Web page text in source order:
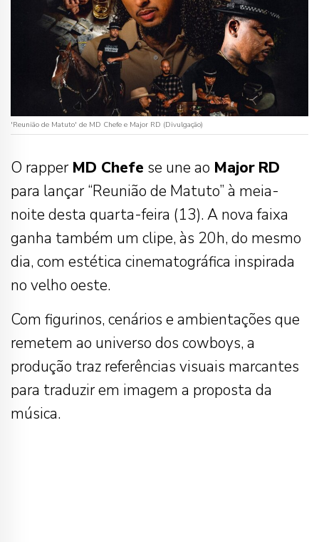
'Reunião de Matuto' de MD Chefe e Major RD (Divulgação)
O rapper MD Chefe se une ao Major RD
para lançar “Reunião de Matuto” à meia-
noite desta quarta-feira (13). A nova faixa
ganha também um clipe, às 20h, do mesmo
dia, com estética cinematográfica inspirada
no velho oeste.
Com figurinos, cenários e ambientações que
remetem ao universo dos cowboys, a
produção traz referências visuais marcantes
para traduzir em imagem a proposta da
música.